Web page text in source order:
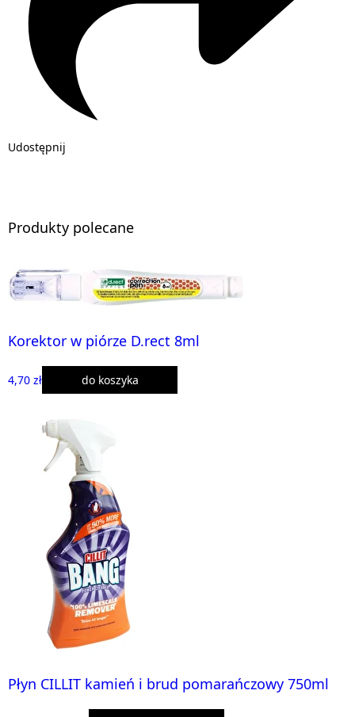
Udostępnij
Produkty polecane
Korektor w piórze D.rect 8ml
4,70 zł do koszyka
Płyn CILLIT kamień i brud pomarańczowy 750ml